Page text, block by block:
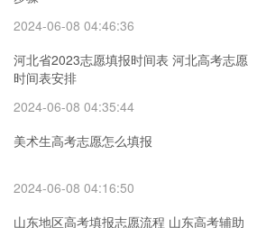
2024-06-08 04:46:36
河北省2023志愿填报时间表 河北高考志愿
时间表安排
2024-06-08 04:35:44
美术生高考志愿怎么填报
2024-06-08 04:16:50
山东地区高考填报志愿流程 山东高考辅助